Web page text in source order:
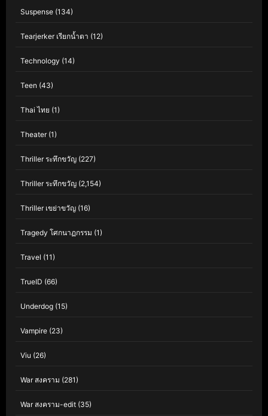
Suspense (134)
Tearjerker เรียกน้ำตา (12)
Technology (14)
Teen (43)
Thai ไทย (1)
Theater(1)
Thriller ระทึกขวัญ (227)
Thriller ระทึกขวัญ (2,154)
Thriller เขย่าขวัญ (16)
Tragedy โศกนาฏกรรม (1)
Travel (11)
TrueID (66)
Underdog (15)
Vampire (23)
Viu (26)
War สงคราม (281)
War สงคราม-edit (35)